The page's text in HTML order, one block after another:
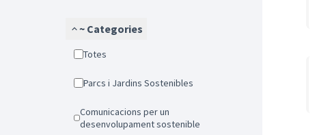
~ Categories
Totes
Parcs i Jardins Sostenibles
Comunicacions per un
desenvolupament sostenible